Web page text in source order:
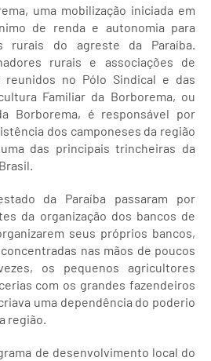
uma mobilização iniciada em
de renda e autonomia para
rurais do agreste da Paraíba.
rurais e associações de
reunidos no Pólo Sindical e das
Familiar da Borborema, ou
Borborema, é responsável por
dos camponeses da região
das principais trincheiras da
da Paraíba passaram por
da organização dos bancos de
seus próprios bancos,
nas mãos de poucos
os pequenos agricultores
com os grandes fazendeiros
uma dependência do poderio
região.
de desenvolvimento local do